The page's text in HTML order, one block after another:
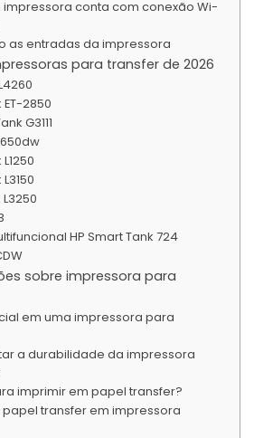
impressora conta com conexão Wi-
as entradas da impressora
para transfer de 2026
ET-2850
G3111
HP Smart Tank 724
sobre impressora para
em uma impressora para
a durabilidade da impressora
imprimir em papel transfer?
transfer em impressora